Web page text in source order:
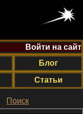
Войти на сайт
Блог
Статьи
· Поиск;